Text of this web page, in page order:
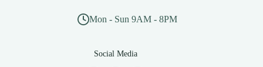
Mon - Sun 9AM - 8PM
Social Media